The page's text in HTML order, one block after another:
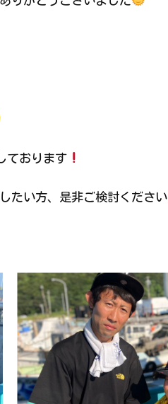
ております
たい方、是非ご検討ください